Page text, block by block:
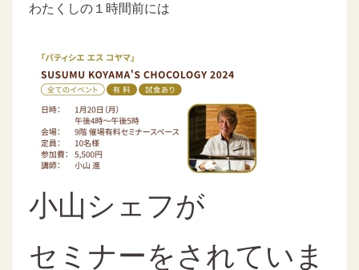
わたくしの１時間前には
小山シェフが
セミナーをされていま